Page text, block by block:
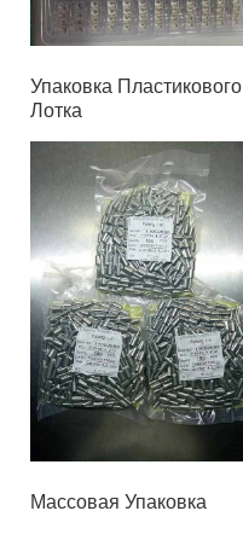
Упаковка Пластикового
Лотка
Массовая Упаковка